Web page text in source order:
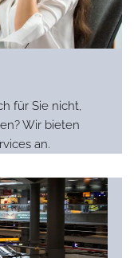
für Sie nicht,
Wir bieten
an.